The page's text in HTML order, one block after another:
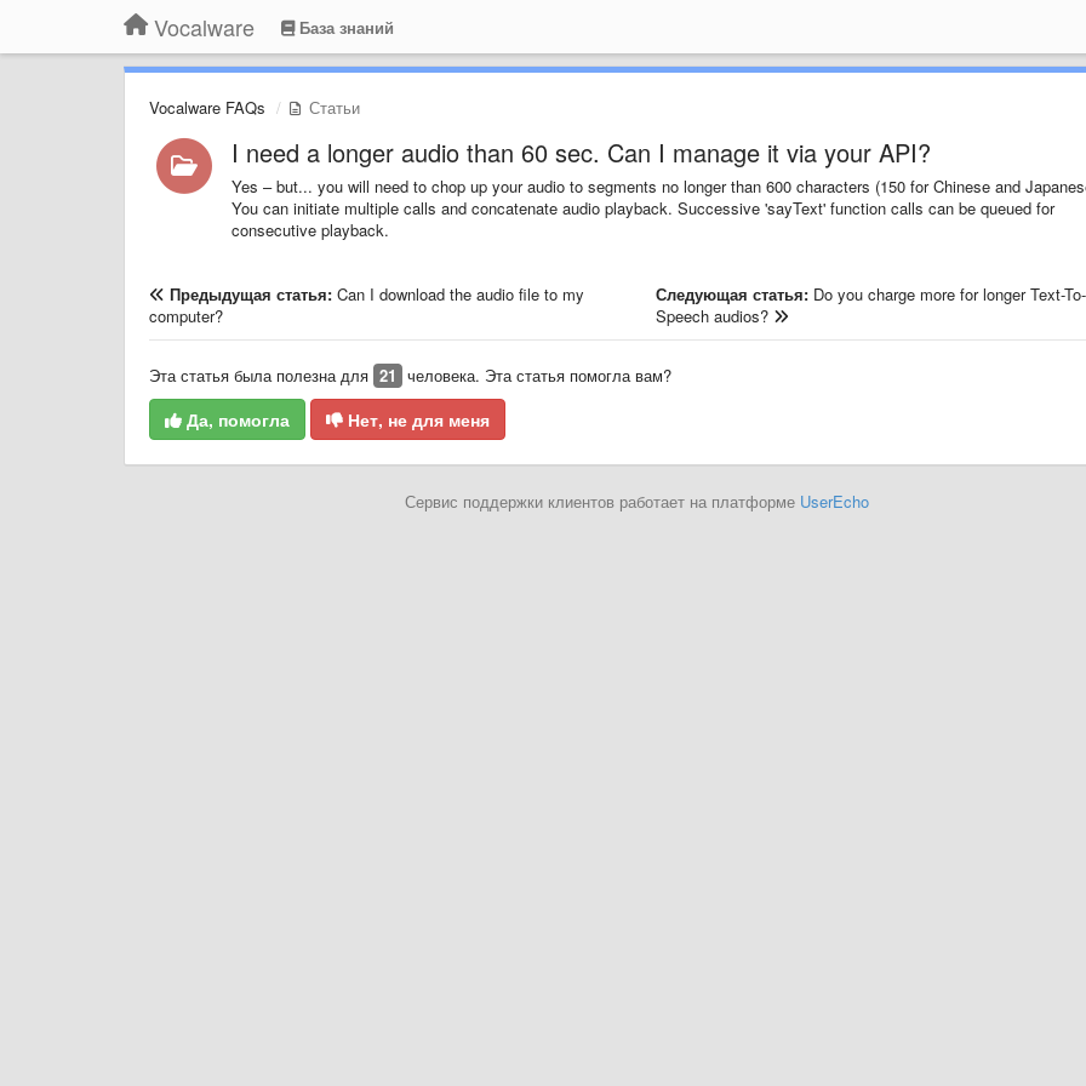
Vocalware База знаний
Vocalware FAQs Статьи
I need a longer audio than 60 sec. Can I manage it via your API?
Yes – but... you will need to chop up your audio to segments no longer than 600 characters (150 for Chinese and
You can initiate multiple calls and concatenate audio playback. Successive 'sayText' function calls can be queued for
consecutive playback.
Предыдущая статья: Can I download the audio file to my
computer?
Следующая статья: Do you charge more for longer Text-To-
Speech audios?
Эта статья была полезна для 21 человека. Эта статья помогла вам?
Да, помогла Нет, не для меня
Сервис поддержки клиентов работает на платформе UserEcho